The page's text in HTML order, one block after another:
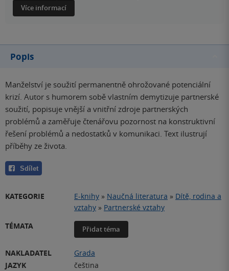
Více informací
Popis
Manželství je soužití permanentně ohrožované potenciální
krizí. Autor s humorem sobě vlastním demytizuje partnerské
soužití, popisuje vnější a vnitřní zdroje partnerských
problémů a zaměřuje čtenářovu pozornost na konstruktivní
řešení problémů a nedostatků v komunikaci. Text ilustrují
příběhy ze života.
Sdílet
KATEGORIE E-knihy » Naučná literatura » Dítě, rodina a
vztahy » Partnerské vztahy
TÉMATA
Přidat téma
NAKLADATEL
Grada
JAZYK
čeština